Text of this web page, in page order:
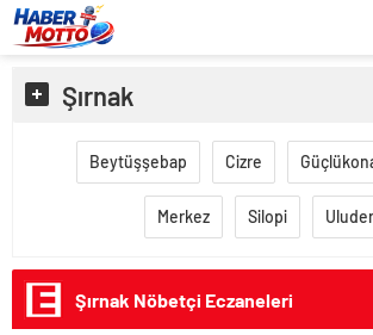
Şırnak
Beytüşşebap Cizre
Merkez Silopi
Şırnak Nöbetçi Eczaneleri